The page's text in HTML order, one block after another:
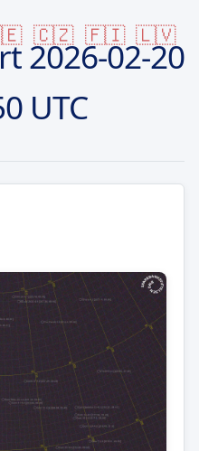
🇨🇿 🇫🇮 🇱🇻
2026-02-20
UTC